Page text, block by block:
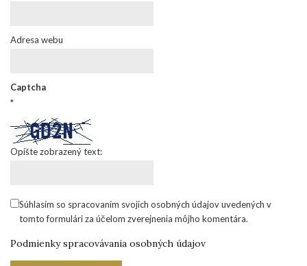
Adresa webu
Captcha
*
Opíšte zobrazený text:
Súhlasím so spracovaním svojich osobných údajov uvedených v
tomto formulári za účelom zverejnenia môjho komentára.
Podmienky spracovávania osobných údajov